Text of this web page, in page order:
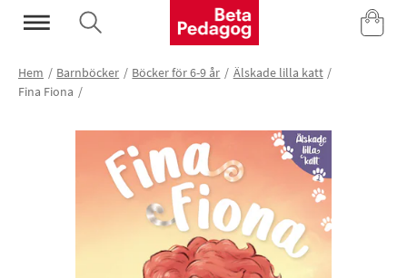
Mina Sidor
Hem Barnböcker Böcker för 6-9 år
Älskade lilla katt
Fina Fiona